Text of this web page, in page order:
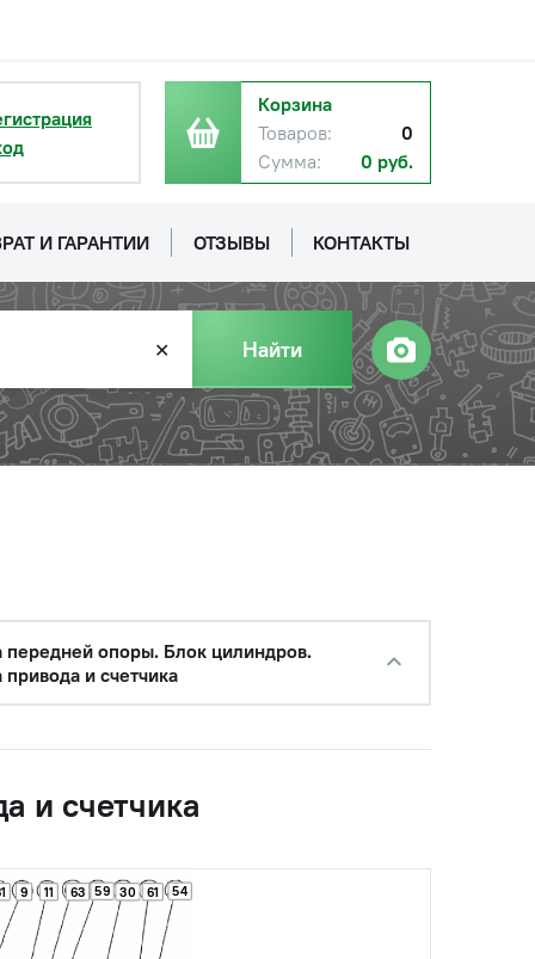
Корзина
Товаров:
0
Сумма:
0 руб.
И ГАРАНТИИ ОТЗЫВЫ КОНТАКТЫ
✕ Найти
передней опоры. Блок цилиндров.
привода и счетчика
и счетчика
9 11 30 54
59 61
63
− + Купить
НДС
НДС
− + Купить
НДС
− +
НДС
НДС
−